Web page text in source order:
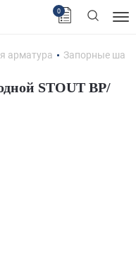
0
арматура Запорные
STOUT ВР/